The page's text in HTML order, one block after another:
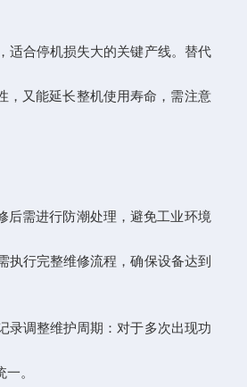
合停机损失大的关键产线。替代
又能延长整机使用寿命，需注意
需进行防潮处理，避免工业环境
行完整维修流程，确保设备达到
调整维护周期：对于多次出现功
。